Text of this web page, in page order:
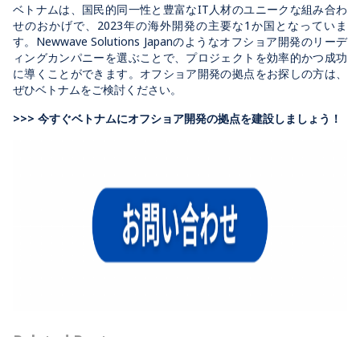
ベトナムは、国民的同一性と豊富なIT人材のユニークな組み合わ
せのおかげで、2023年の海外開発の主要な1か国となっていま
す。Newwave Solutions Japanのようなオフショア開発のリーデ
ィングカンパニーを選ぶことで、プロジェクトを効率的かつ成功
に導くことができます。オフショア開発の拠点をお探しの方は、
ぜひベトナムをご検討ください。
>>> 今すぐベトナムにオフショア開発の拠点を建設しましょう！